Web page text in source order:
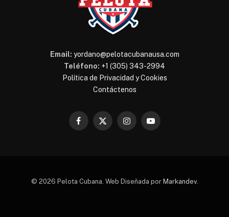
Email: yordano@pelotacubanausa.com
Teléfono: +1 (305) 343-2994
Política de Privacidad y Cookies
Contáctenos
Facebook
X
InstagramYouTube
© 2026 Pelota Cubana. Web Diseñada por Markandev.